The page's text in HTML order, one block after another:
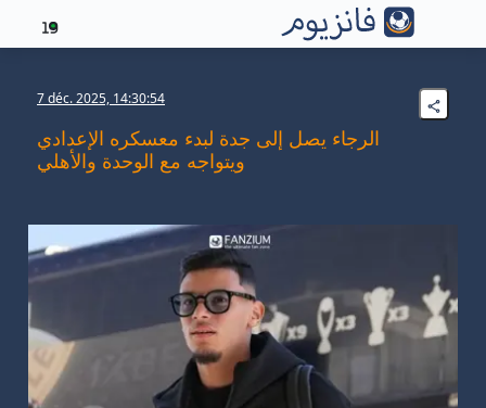
19
7 déc. 2025, 14:30:54
الرجاء يصل إلى جدة لبدء معسكره الإعدادي
ويتواجه مع الوحدة والأهلي